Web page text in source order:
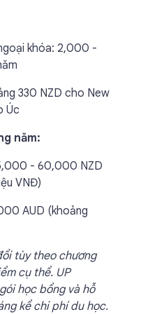
khóa: 2,000 -
330 NZD cho New
Úc
năm:
- 60,000 NZD
VNĐ)
AUD (khoảng
tùy theo chương
cụ thể. UP
học bổng và hỗ
kể chi phí du học.